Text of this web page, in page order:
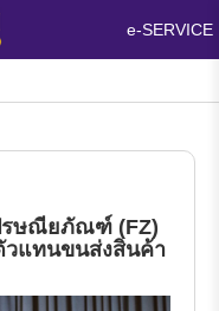
e-SERVICE
รษณียภัณฑ์ (FZ)
วแทนขนส่งสินค้า